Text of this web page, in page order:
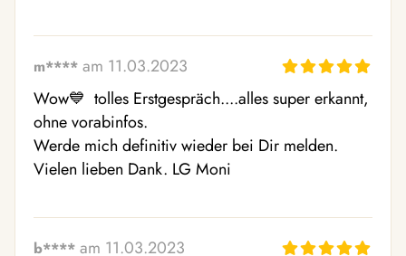
m**** am 11.03.2023
Wow💙  tolles Erstgespräch....alles super erkannt,
ohne vorabinfos.
Werde mich definitiv wieder bei Dir melden.
Vielen lieben Dank. LG Moni
b**** am 11.03.2023